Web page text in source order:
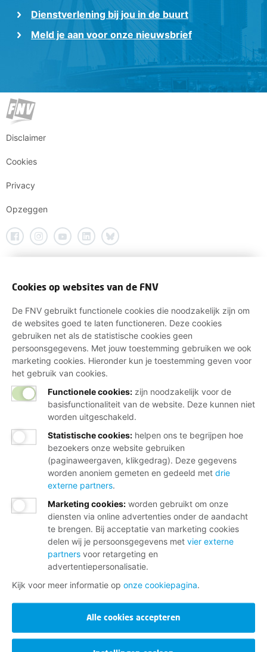
Dienstverlening bij jou in de buurt
Meld je aan voor onze nieuwsbrief
Disclaimer
Cookies
Privacy
Opzeggen
Cookies op websites van de FNV
De FNV gebruikt functionele cookies die noodzakelijk zijn om
de websites goed te laten functioneren. Deze cookies
gebruiken net als de statistische cookies geen
persoonsgegevens. Met jouw toestemming gebruiken we ook
marketing cookies. Hieronder kun je toestemming geven voor
het gebruik van cookies.
Functionele cookies: zijn noodzakelijk voor de
basisfunctionaliteit van de website. Deze kunnen niet
worden uitgeschakeld.
Statistische cookies: helpen ons te begrijpen hoe
bezoekers onze website gebruiken
(paginaweergaven, klikgedrag). Deze gegevens
worden anoniem gemeten en gedeeld met drie
externe partners.
Marketing cookies: worden gebruikt om onze
diensten via online advertenties onder de aandacht
te brengen. Bij acceptatie van marketing cookies
delen wij je persoonsgegevens met vier externe
partners voor retargeting en
advertentiepersonalisatie.
Kijk voor meer informatie op onze cookiepagina.
Alle cookies accepteren